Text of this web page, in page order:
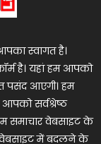
स्वागत है।
है। यहां हम आपको
पसंद आएगी। हम
सर्वश्रेष्ठ
समाचार वेबसाइट के
में बदलने के